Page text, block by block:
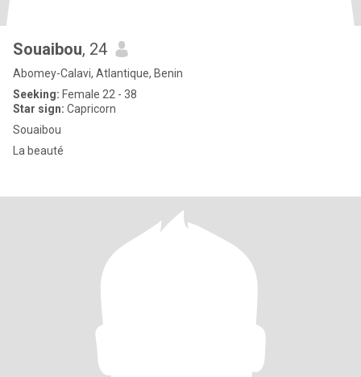
Souaibou, 24
Abomey-Calavi, Atlantique, Benin
Seeking: Female 22 - 38
Star sign: Capricorn
Souaibou
La beauté